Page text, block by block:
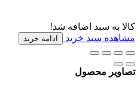
کالا به سبد اضافه شد!
مشاهده سبد خرید
ادامه خرید
تصاویر محصول